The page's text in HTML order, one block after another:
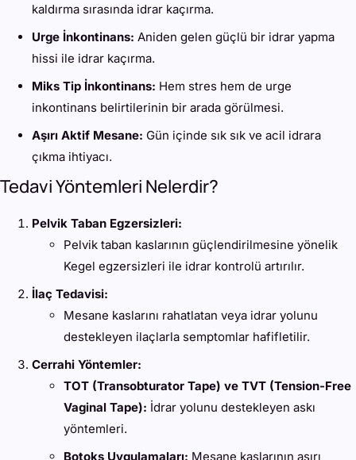
kaldırma sırasında idrar kaçırma.
Urge İnkontinans: Aniden gelen güçlü bir idrar yapma
hissi ile idrar kaçırma.
Miks Tip İnkontinans: Hem stres hem de urge
inkontinans belirtilerinin bir arada görülmesi.
Aşırı Aktif Mesane: Gün içinde sık sık ve acil idrara
çıkma ihtiyacı.
Tedavi Yöntemleri Nelerdir?
Pelvik Taban Egzersizleri:
Pelvik taban kaslarının güçlendirilmesine yönelik
Kegel egzersizleri ile idrar kontrolü artırılır.
İlaç Tedavisi:
Mesane kaslarını rahatlatan veya idrar yolunu
destekleyen ilaçlarla semptomlar hafifletilir.
Cerrahi Yöntemler:
TOT (Transobturator Tape) ve TVT (Tension-Free
Vaginal Tape): İdrar yolunu destekleyen askı
yöntemleri.
Botoks Uygulamaları: Mesane kaslarının aşırı